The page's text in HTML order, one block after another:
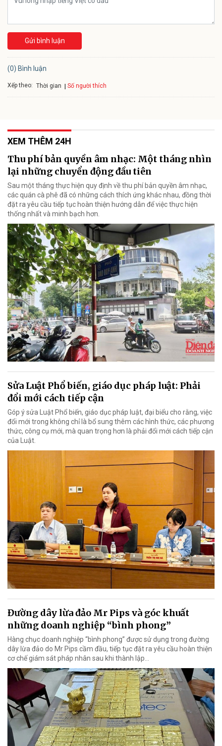
Gửi bình luận
(0) Bình luận
Xếp theo: Thời gian Số người thích
XEM THÊM 24H
Thu phí bản quyền âm nhạc: Một tháng nhìn
lại những chuyển động đầu tiên
Sau một tháng thực hiện quy định về thu phí bản quyền âm nhạc,
các quán cà phê đã có những cách thích ứng khác nhau, đồng thời
đặt ra yêu cầu tiếp tục hoàn thiện hướng dẫn để việc thực hiện
thống nhất và minh bạch hơn.
Sửa Luật Phổ biến, giáo dục pháp luật: Phải
đổi mới cách tiếp cận
Góp ý sửa Luật Phổ biến, giáo dục pháp luật, đại biểu cho rằng, việc
đổi mới trong không chỉ là bổ sung thêm các hình thức, các phương
thức, công cụ mới, mà quan trọng hơn là phải đổi mới cách tiếp cận
của Luật.
Đường dây lừa đảo Mr Pips và góc khuất
những doanh nghiệp “bình phong”
Hàng chục doanh nghiệp “bình phong” được sử dụng trong đường
dây lừa đảo do Mr Pips cầm đầu, tiếp tục đặt ra yêu cầu hoàn thiện
cơ chế giám sát pháp nhân sau khi thành lập…